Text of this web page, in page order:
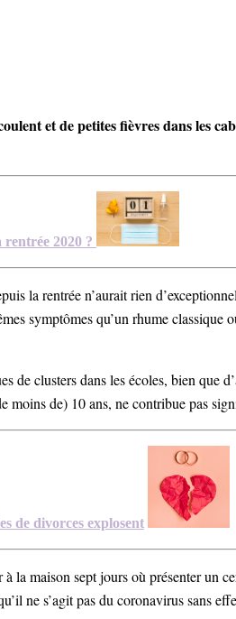
et de petites fièvres dans les
2020 ?
la rentrée n’aurait rien
symptômes qu’un rhume
de clusters dans les écoles, bien que
moins de) 10 ans, ne contribue pas
de divorces explosent
la maison sept jours où présenter un
ne s’agit pas du coronavirus sans